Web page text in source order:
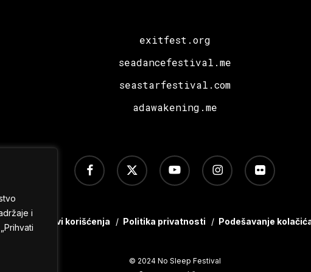
i
exitfest.org
seadancefestival.me
seastarfestival.com
adawakening.me
x-
twitter
facebook youtube instagram flickr
Uslovi korišćenja / Politika privatnosti / Podešavanje
© 2024 No Sleep Festival